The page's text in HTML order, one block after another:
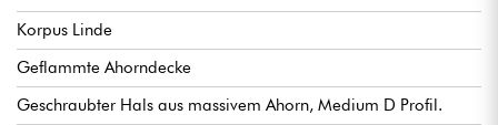
Korpus Linde
Geflammte Ahorndecke
Geschraubter Hals aus massivem Ahorn, Medium D Profil.